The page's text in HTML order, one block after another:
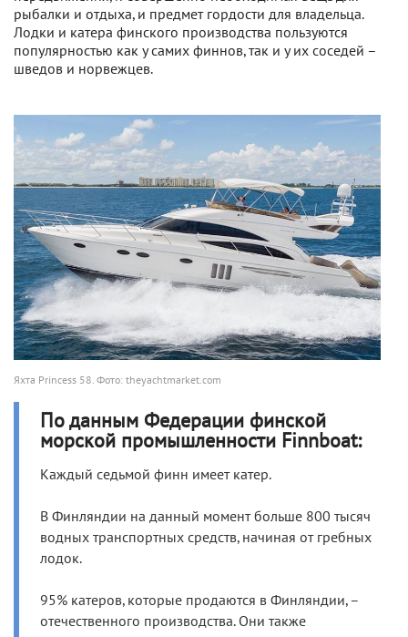
рыбалки и отдыха, и предмет гордости для владельца.
Лодки и катера финского производства пользуются
популярностью как у самих финнов, так и у их соседей –
шведов и норвежцев.
Яхта Princess 58. Фото: theyachtmarket.com
По данным Федерации финской
морской промышленности Finnboat:
Каждый седьмой финн имеет катер.
В Финляндии на данный момент больше 800 тысяч
водных транспортных средств, начиная от гребных
лодок.
95% катеров, которые продаются в Финляндии, –
отечественного производства. Они также